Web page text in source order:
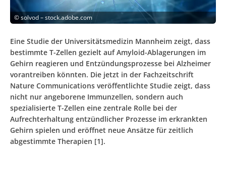
©solvod – stock.adobe.com
Eine Studie der Universitätsmedizin Mannheim zeigt, dass
bestimmte T-Zellen gezielt auf Amyloid-Ablagerungen im
Gehirn reagieren und Entzündungsprozesse bei Alzheimer
vorantreiben könnten. Die jetzt in der Fachzeitschrift
Nature Communications veröffentlichte Studie zeigt, dass
nicht nur angeborene Immunzellen, sondern auch
spezialisierte T-Zellen eine zentrale Rolle bei der
Aufrechterhaltung entzündlicher Prozesse im erkrankten
Gehirn spielen und eröffnet neue Ansätze für zeitlich
abgestimmte Therapien [1].